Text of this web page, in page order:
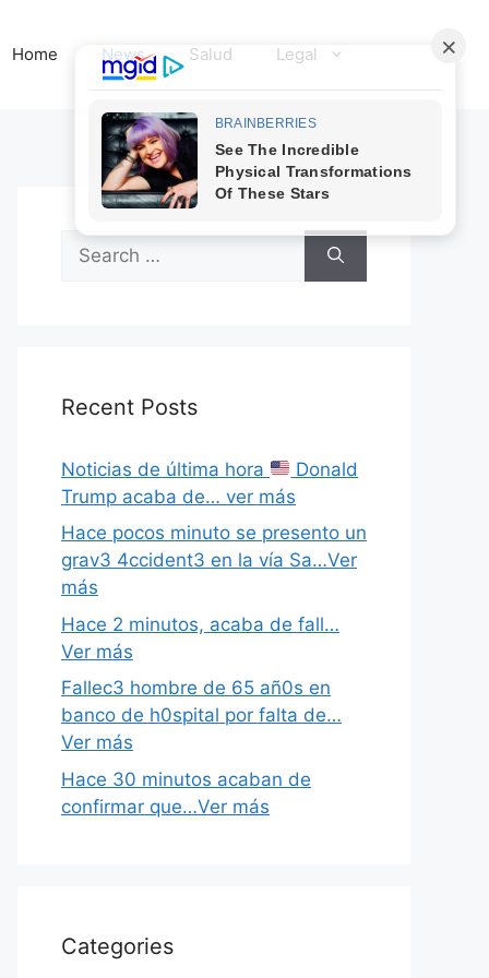
Home News Salud Legal
Search
for:
Recent Posts
Noticias de última hora
Donald
Trump acaba de… ver más
Hace pocos minuto se presento un
grav3 4ccident3 en la vía Sa…Ver
más
Hace 2 minutos, acaba de fall…
Ver más
Fallec3 hombre de 65 añ0s en
banco de h0spital por falta de…
Ver más
Hace 30 minutos acaban de
confirmar que…Ver más
Categories